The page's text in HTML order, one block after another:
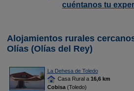
cuéntanos tu
Alojamientos rurales
Olías (Olías del Rey)
La Dehesa de Toledo
Casa Rural a 16,6 km
Cobisa(Toledo)